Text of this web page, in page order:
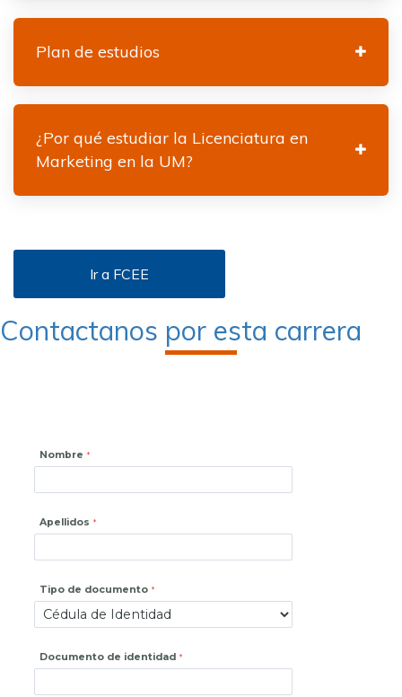
Plan de estudios
¿Por qué estudiar la Licenciatura en
Marketing en la UM?
Ir a FCEE
Contactanos por esta carrera
Nombre
Apellidos
Tipo de documento
Documento de identidad